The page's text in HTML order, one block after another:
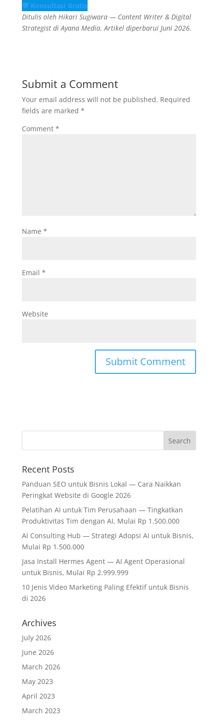
💬 Konsultasi Gratis
Ditulis oleh Hikari Sugiwara — Content Writer & Digital
Strategist di Ayana Media. Artikel diperbarui Juni 2026.
Submit a Comment
Your email address will not be published. Required
fields are marked *
Comment *
Name *
Email *
Website
Recent Posts
Panduan SEO untuk Bisnis Lokal — Cara Naikkan
Peringkat Website di Google 2026
Pelatihan AI untuk Tim Perusahaan — Tingkatkan
Produktivitas Tim dengan AI, Mulai Rp 1.500.000
AI Consulting Hub — Strategi Adopsi AI untuk Bisnis,
Mulai Rp 1.500.000
Jasa Install Hermes Agent — AI Agent Operasional
untuk Bisnis, Mulai Rp 2.999.999
10 Jenis Video Marketing Paling Efektif untuk Bisnis
di 2026
Archives
July 2026
June 2026
March 2026
May 2023
April 2023
March 2023